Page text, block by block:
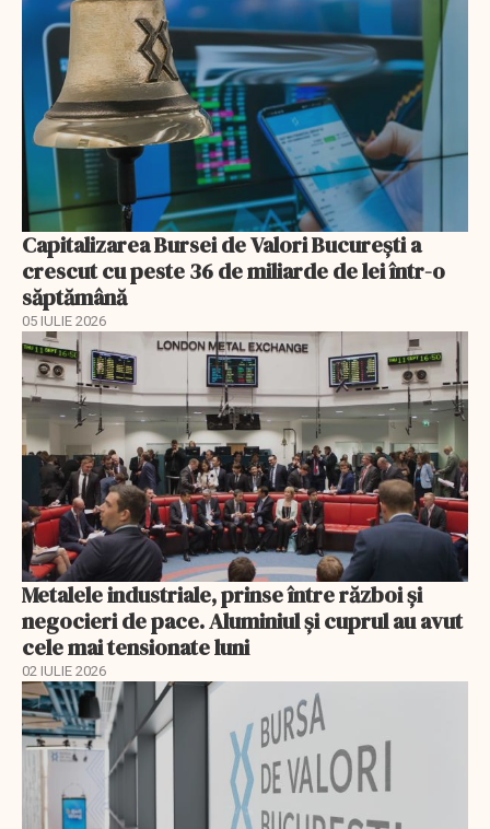
Capitalizarea Bursei de Valori Bucureşti a
crescut cu peste 36 de miliarde de lei într-o
săptămână
05 IULIE 2026
Metalele industriale, prinse între război și
negocieri de pace. Aluminiul și cuprul au avut
cele mai tensionate luni
02 IULIE 2026